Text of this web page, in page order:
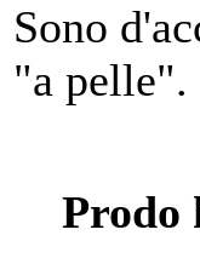
Sono
"a pelle".
Prodo